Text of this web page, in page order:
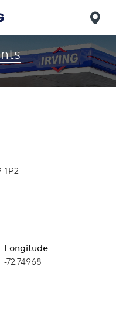
find
us
1P2
Longitude
Longitude
-72.74968